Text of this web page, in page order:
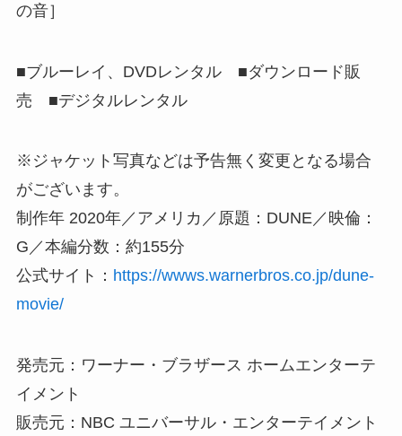
の音］
■ブルーレイ、DVDレンタル ■ダウンロード販
売 ■デジタルレンタル
※ジャケット写真などは予告無く変更となる場合
がございます。
制作年 2020年／アメリカ／原題：DUNE／映倫：
G／本編分数：約155分
公式サイト： https://wwws.warnerbros.co.jp/dune-
movie/
発売元：ワーナー・ブラザース ホームエンターテ
イメント
販売元：NBC ユニバーサル・エンターテイメント